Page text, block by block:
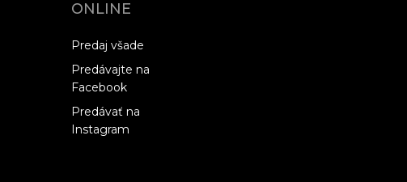
ONLINE
Predaj všade
Predávajte na
Facebook
Predávať na
Instagram